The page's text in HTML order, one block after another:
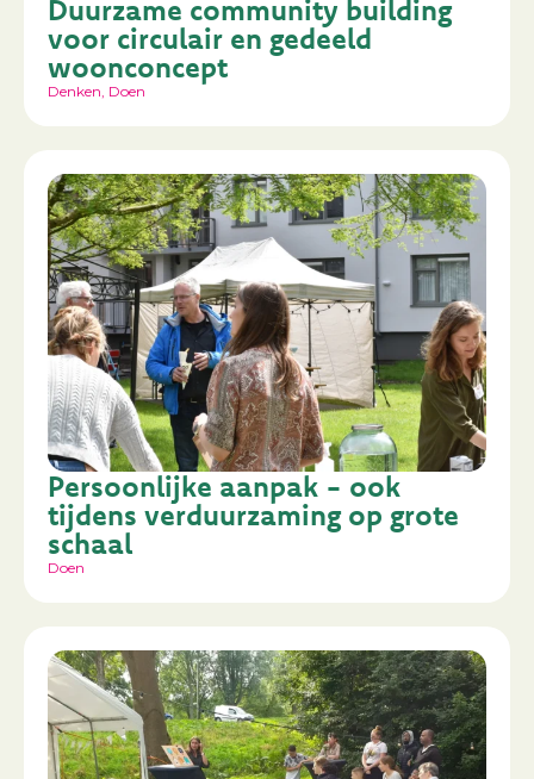
Duurzame community building
voor circulair en gedeeld
woonconcept
Denken, Doen
Persoonlijke aanpak - ook
tijdens verduurzaming op grote
schaal
Doen